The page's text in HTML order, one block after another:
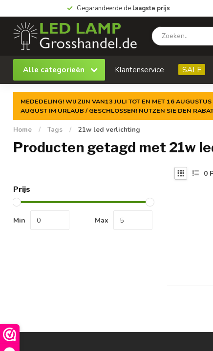
Gegarandeerde de laagste prijs
Alle categorieën Klantenservice SALE
MEDEDELING! WIJ ZIJN VAN13 JULI TOT EN MET 16
AUGUST IM URLAUB / GESCHLOSSEN! NUTZEN SIE DEN
Home / Tags / 21w led verlichting
Producten getagd met 21w
Prijs
Min Max
0